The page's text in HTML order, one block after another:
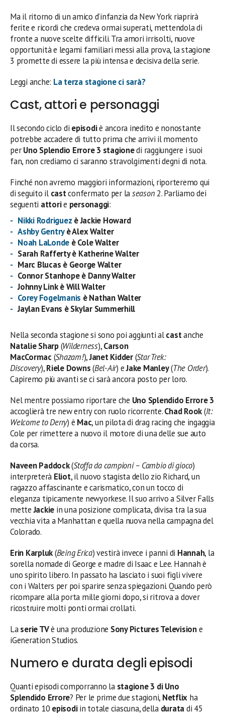
Ma il ritorno di un amico d’infanzia da New York riaprirà
ferite e ricordi che credeva ormai superati, mettendola di
fronte a nuove scelte difficili. Tra amori irrisolti, nuove
opportunità e legami familiari messi alla prova, la stagione
3 promette di essere la più intensa e decisiva della serie.
Leggi anche: La terza stagione ci sarà?
Cast, attori e personaggi
Il secondo ciclo di episodiè ancora inedito e nonostante
potrebbe accadere di tutto prima che arrivi il momento
perUno Splendio Errore 3 stagionedi raggiungere i suoi
fan, non crediamo ci saranno stravolgimenti degni di nota.
Finché non avremo maggiori informazioni, riporteremo qui
di seguito il castconfermato per laseason2. Parliamo dei
seguenti attorie personaggi:
Nikki Rodriguez è Jackie Howard
Ashby Gentryè Alex Walter
Noah LaLonde è Cole Walter
Sarah Rafferty è Katherine Walter
Marc Blucas è George Walter
Connor Stanhope è Danny Walter
Johnny Link è Will Walter
Corey Fogelmanis è Nathan Walter
Jaylan Evans è Skylar Summerhill
Nella seconda stagione si sono poi aggiunti alcastanche
Natalie Sharp(Wilderness),Carson
MacCormac (Shazam!),Janet Kidder(Star Trek:
Discovery),Riele Downs(Bel-Air) eJake Manley(The Order).
Capiremo più avanti se ci sarà ancora posto per loro.
Nel mentre possiamo riportare che Uno Splendido Errore 3
accoglierà tre new entry con ruolo ricorrente.Chad Rook(It:
Welcome to Derry) è Mac, un pilota di drag racing che ingaggia
Cole per rimettere a nuovo il motore di una delle sue auto
da corsa.
Naveen Paddock(Stoffa da campioni – Cambio di gioco)
interpreterà Eliot, il nuovo stagista dello zio Richard, un
ragazzo affascinante e carismatico, con un tocco di
eleganza tipicamente newyorkese. Il suo arrivo a Silver Falls
metteJackie in una posizione complicata, divisa tra la sua
vecchia vita a Manhattan e quella nuova nella campagna del
Colorado.
Erin Karpluk(Being Erica) vestirà invece i panni di Hannah, la
sorella nomade di George e madre di Isaac e Lee. Hannah è
uno spirito libero. In passato ha lasciato i suoi figli vivere
con i Walters per poi sparire senza spiegazioni. Quando però
ricompare alla porta mille giorni dopo, si ritrova a dover
ricostruire molti ponti ormai crollati.
Laserie TVè una produzione Sony Pictures Televisione
iGeneration Studios.
Numero e durata degli episodi
Quanti episodi comporranno la stagione 3 di Uno
Splendido Errore? Per le prime due stagioni, Netflix ha
ordinato 10 episodiin totale ciascuna, della duratadi 45